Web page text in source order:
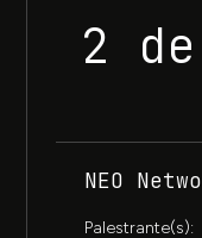
2
NEO
Palestrante(s):